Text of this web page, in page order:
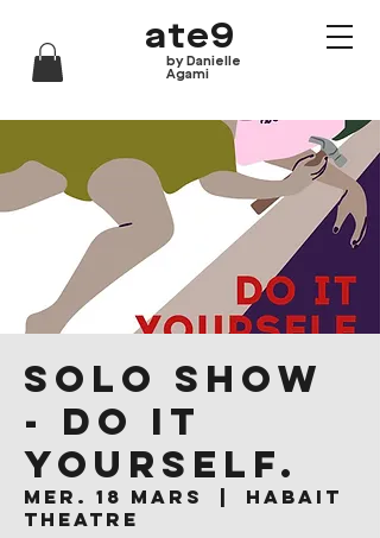
ate9
by Danielle
Agami
Solo show
- Do it
yourself.
mer. 18 mars
Habait
Theatre